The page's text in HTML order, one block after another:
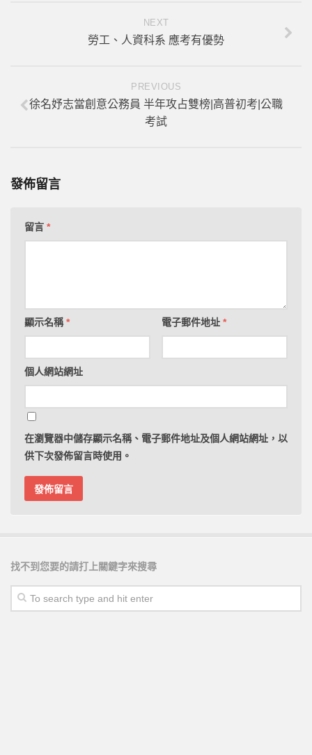
NEXT
勞工、人資科系 應考有優勢
PREVIOUS
徐名妤志當創意公務員 半年攻占雙榜|高普初考|公職
考試
發佈留言
留言 *
顯示名稱* 電子郵件地址 *
個人網站網址
在瀏覽器中儲存顯示名稱、電子郵件地址及個人網站網址，以
供下次發佈留言時使用。
找不到您要的請打上關鍵字來搜尋